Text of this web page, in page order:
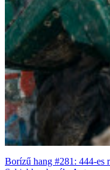
Borízű hang #281: 444-es